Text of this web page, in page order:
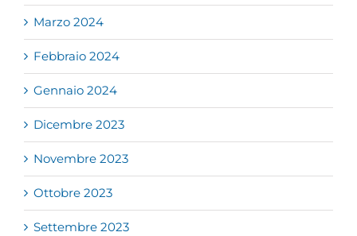
Marzo 2024
Febbraio 2024
Gennaio 2024
Dicembre 2023
Novembre 2023
Ottobre 2023
Settembre 2023